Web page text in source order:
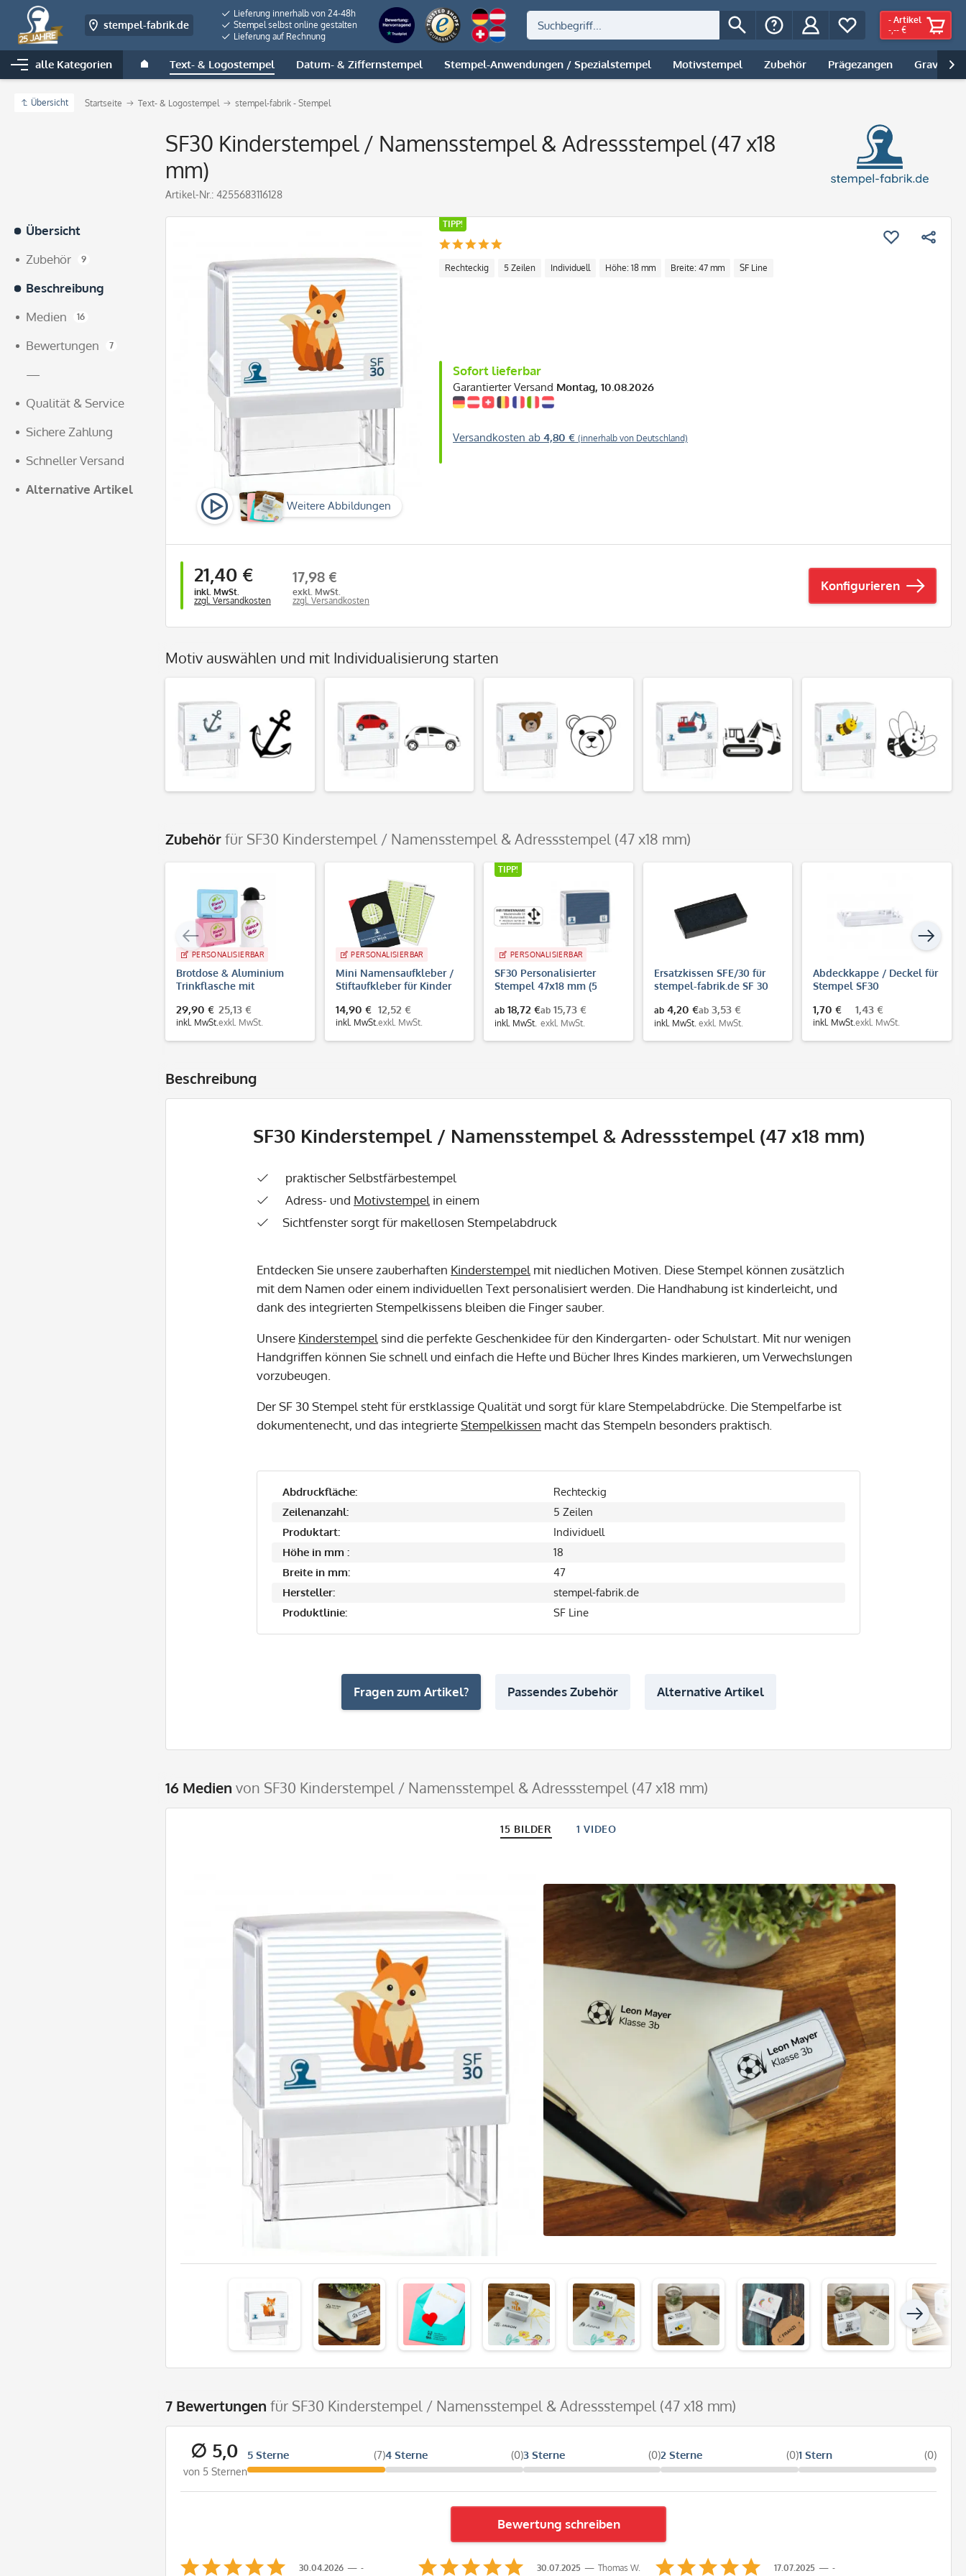
stempel-fabrik.de
Lieferung innerhalb von 24-48h
Stempel selbst online gestalten
Lieferung auf Rechnung
- Artikel
-,-- €
alle Kategorien Text- & Logostempel Datum- & Ziffernstempel Stempel-Anwendungen / Spezialstempel Motivstempel Zubehör Prägezangen Gravur |

Übersicht Startseite Text- & Logostempel stempel-fabrik - Stempel
SF30 Kinderstempel / Namensstempel & Adressstempel (47 x18
mm)
Artikel-Nr.: 4255683116128
Übersicht
Zubehör
9
Beschreibung
Medien
16
Bewertungen 7
—
Qualität & Service
Sichere Zahlung
Schneller Versand
Alternative Artikel
Video
Weitere Abbildungen
TIPP!
Rechteckig 5 Zeilen Individuell Höhe: 18 mm Breite: 47 mm SF Line
Sofort lieferbar
Garantierter Versand Montag, 10.08.2026
Versandkosten ab 4,80 € (innerhalb von Deutschland)
21,40 €
inkl. MwSt.
zzgl. Versandkosten
17,98 €
exkl. MwSt.
zzgl. Versandkosten
Konfigurieren
Motiv auswählen und mit Individualisierung starten
Zubehörfür SF30 Kinderstempel / Namensstempel & Adressstempel (47 x18 mm)
PERSONALISIERBAR
Brotdose & Aluminium
Trinkflasche mit
individuellem Druck
29,90 €
inkl. MwSt.
25,13 €
exkl. MwSt.
PERSONALISIERBAR
Mini Namensaufkleber /
Stiftaufkleber für Kinder
40x6 mm)
14,90 €
inkl. MwSt.
12,52 €
exkl. MwSt.
TIPP!
PERSONALISIERBAR
SF30 Personalisierter
Stempel 47x18 mm (5
ab 18,72 €
inkl. MwSt.
ab 15,73 €
exkl. MwSt.
Ersatzkissen SFE/30 für
stempel-fabrik.de SF 30
ab4,20 €
inkl. MwSt.
ab3,53 €
exkl. MwSt.
Abdeckkappe / Deckel für
Stempel SF30
1,70 €
inkl. MwSt.
1,43 €
exkl. MwSt.
Beschreibung
SF30 Kinderstempel / Namensstempel & Adressstempel (47 x18 mm)
praktischer Selbstfärbestempel
Adress- und Motivstempel in einem
Sichtfenster sorgt für makellosen Stempelabdruck
Entdecken Sie unsere zauberhaften Kinderstempel mit niedlichen Motiven. Diese Stempel können zusätzlich
mit dem Namen oder einem individuellen Text personalisiert werden. Die Handhabung ist kinderleicht, und
dank des integrierten Stempelkissens bleiben die Finger sauber.
Unsere Kinderstempel sind die perfekte Geschenkidee für den Kindergarten- oder Schulstart. Mit nur wenigen
Handgriffen können Sie schnell und einfach die Hefte und Bücher Ihres Kindes markieren, um Verwechslungen
vorzubeugen.
Der SF 30 Stempel steht für erstklassige Qualität und sorgt für klare Stempelabdrücke. Die Stempelfarbe ist
dokumentenecht, und das integrierteStempelkissen macht das Stempeln besonders praktisch.
Abdruckfläche:
Rechteckig
Zeilenanzahl:
5 Zeilen
Produktart:
Individuell
Höhe in mm :
18
Breite in mm:
47
Hersteller:
stempel-fabrik.de
Produktlinie:
SF Line
Fragen zum Artikel? Passendes Zubehör Alternative Artikel
16 Medien von SF30 Kinderstempel / Namensstempel & Adressstempel (47 x18 mm)
15 BILDER 1 VIDEO
7 Bewertungen für SF30 Kinderstempel / Namensstempel & Adressstempel (47 x18 mm)
∅ 5,0
von 5 Sternen
5 Sterne (7)4 Sterne (0)3 Sterne (0)2 Sterne (0)1 Stern (0)
Bewertung schreiben
-
30.04.2026 Thomas W.
30.07.2025 -
17.07.2025